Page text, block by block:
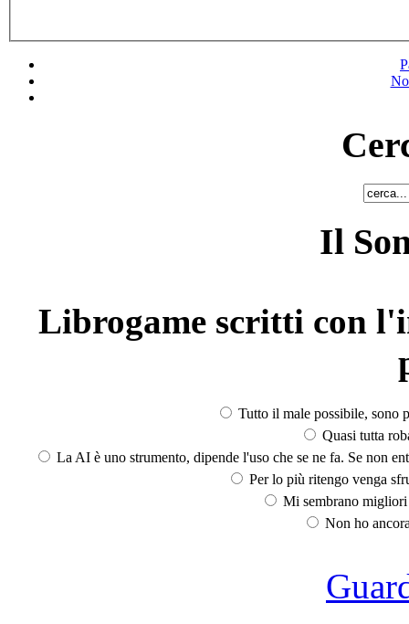
Il
Librogame scritti con
Tutto il male possibile, sono
Quasi tutta
La AI è uno strumento, dipende l'uso che se ne fa. Se non
Per lo più ritengo venga
Mi sembrano
Non ho